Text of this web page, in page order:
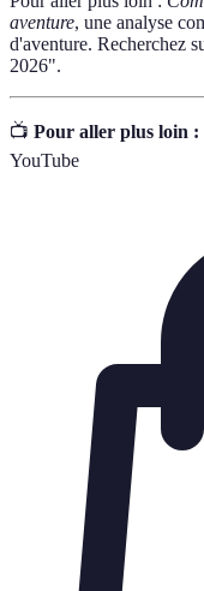
aventure, une analyse
d'aventure. Recherchez
2026".
📺 Pour aller plus loin :
YouTube